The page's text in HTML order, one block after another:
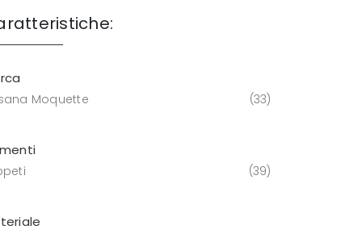
Moquette 33
39